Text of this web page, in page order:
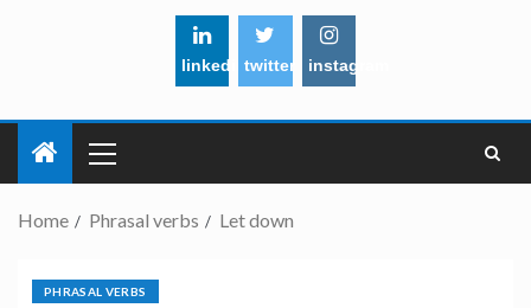
linkedintwitter instagram
Home Phrasal verbs Let down
PHRASAL VERBS